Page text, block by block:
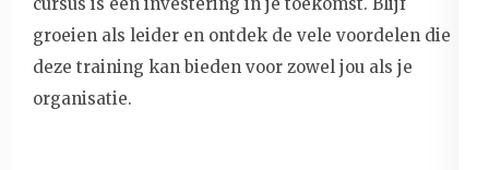
groeien als leider en ontdek de vele voordelen die
deze training kan bieden voor zowel jou als je
organisatie.